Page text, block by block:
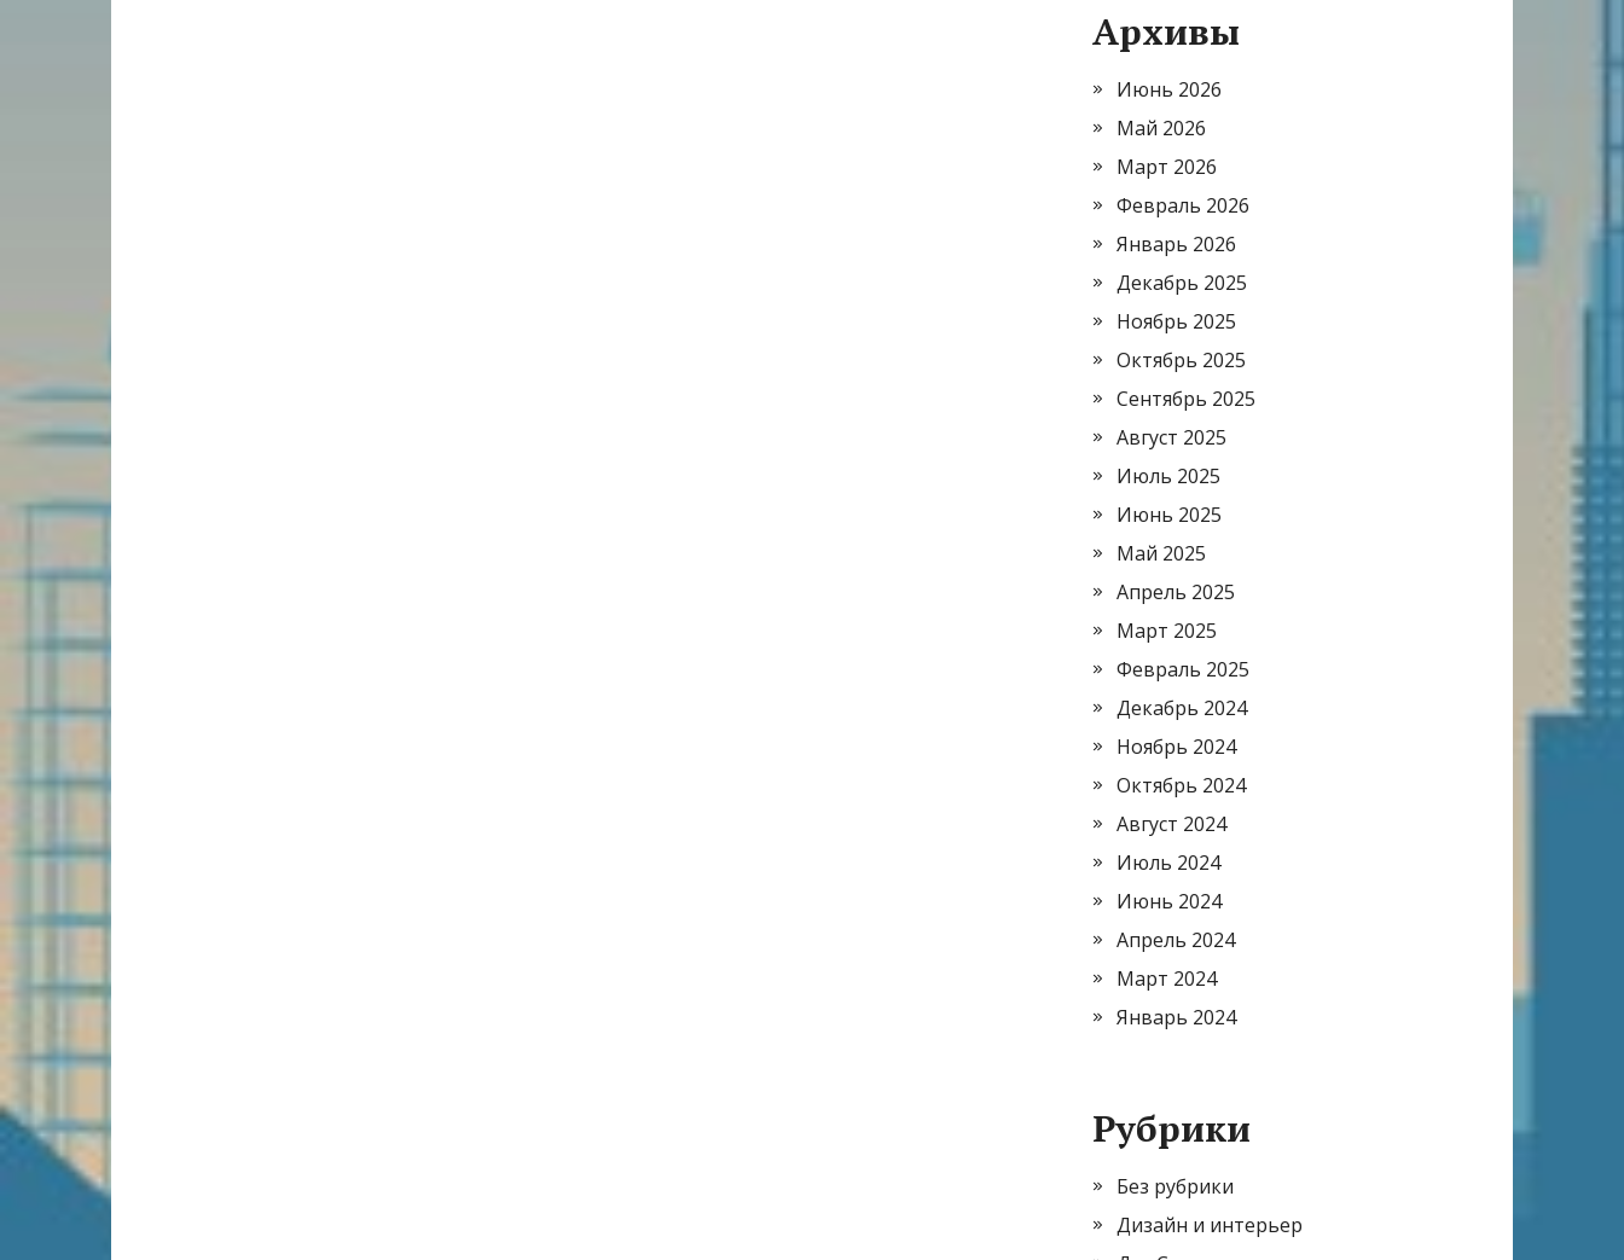
Архивы
Июнь 2026
Май 2026
Март 2026
Февраль 2026
Январь 2026
Декабрь 2025
Ноябрь 2025
Октябрь 2025
Сентябрь 2025
Август 2025
Июль 2025
Июнь 2025
Май 2025
Апрель 2025
Март 2025
Февраль 2025
Декабрь 2024
Ноябрь 2024
Октябрь 2024
Август 2024
Июль 2024
Июнь 2024
Апрель 2024
Март 2024
Январь 2024
Рубрики
Без рубрики
Дизайн и интерьер